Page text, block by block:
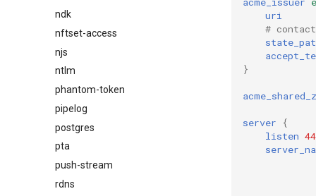
ndk
nftset-access
njs
ntlm
phantom-token
pipelog
postgres
pta
push-stream
rdns
uri
#
}
server
{
listen